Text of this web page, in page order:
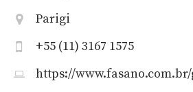
Parigi
+55 (11) 3167 1575
https://